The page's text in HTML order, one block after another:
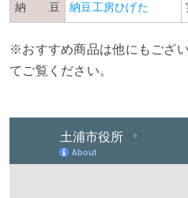
納 豆 納豆工房ひげた
※おすすめ商品は他にもござ
てご覧ください。